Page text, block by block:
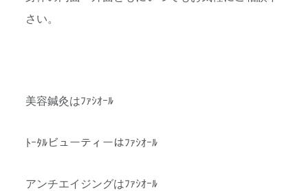
さい。
美容鍼灸はﾌｧｼｵｰﾙ
ﾄｰﾀﾙビューティーはﾌｧｼｵｰﾙ
アンチエイジングはﾌｧｼｵｰﾙ